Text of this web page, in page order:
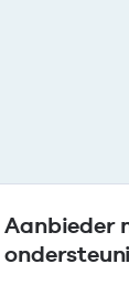
Aanbieder